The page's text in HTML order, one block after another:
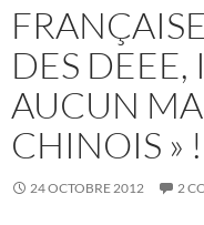
DES DEEE,
AUCUN
CHINOIS » !
24 OCTOBRE 2012 2